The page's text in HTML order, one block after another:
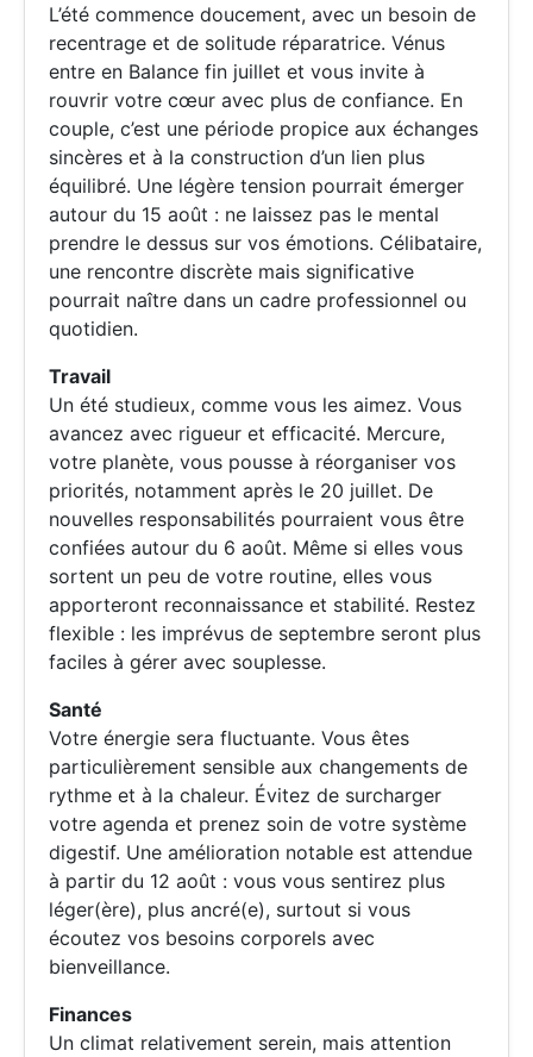
L’été commence doucement, avec un besoin de
recentrage et de solitude réparatrice. Vénus
entre en Balance fin juillet et vous invite à
rouvrir votre cœur avec plus de confiance. En
couple, c’est une période propice aux échanges
sincères et à la construction d’un lien plus
équilibré. Une légère tension pourrait émerger
autour du 15 août : ne laissez pas le mental
prendre le dessus sur vos émotions. Célibataire,
une rencontre discrète mais significative
pourrait naître dans un cadre professionnel ou
quotidien.
Travail
Un été studieux, comme vous les aimez. Vous
avancez avec rigueur et efficacité. Mercure,
votre planète, vous pousse à réorganiser vos
priorités, notamment après le 20 juillet. De
nouvelles responsabilités pourraient vous être
confiées autour du 6 août. Même si elles vous
sortent un peu de votre routine, elles vous
apporteront reconnaissance et stabilité. Restez
flexible : les imprévus de septembre seront plus
faciles à gérer avec souplesse.
Santé
Votre énergie sera fluctuante. Vous êtes
particulièrement sensible aux changements de
rythme et à la chaleur. Évitez de surcharger
votre agenda et prenez soin de votre système
digestif. Une amélioration notable est attendue
à partir du 12 août : vous vous sentirez plus
léger(ère), plus ancré(e), surtout si vous
écoutez vos besoins corporels avec
bienveillance.
Finances
Un climat relativement serein, mais attention